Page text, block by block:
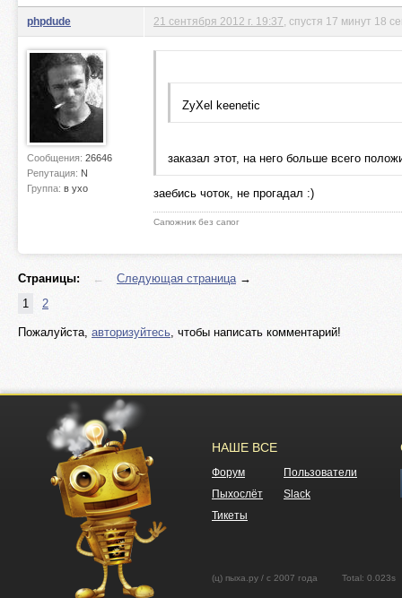
phpdude
Сообщения: 26646
Репутация: N
Группа: в ухо
21 сентября 2012 г. 19:37 , спустя 17 минут 18
ZyXel keenetic
заказал этот, на него больше всего
заебись чоток, не прогадал :)
Сапожник без сапог
Страницы: ← Следующая страница→
1
2
Пожалуйста, авторизуйтесь, чтобы написать комментарий!
НАШЕ ВСЕ
Форум
Пользователи
Пыхослёт
Slack
Тикеты
(ц) пыха.ру / с 2007 года Total: